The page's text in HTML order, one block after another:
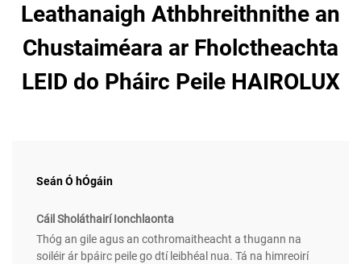
Leathanaigh Athbhreithnithe an
Chustaiméara ar Fholctheachta
LEID do Pháirc Peile HAIROLUX
Seán Ó hÓgáin
Cáil Sholáthairí Ionchlaonta
Thóg an gile agus an cothromaitheacht a thugann na
soiléir ár bpáirc peile go dtí leibhéal nua. Tá na himreoirí